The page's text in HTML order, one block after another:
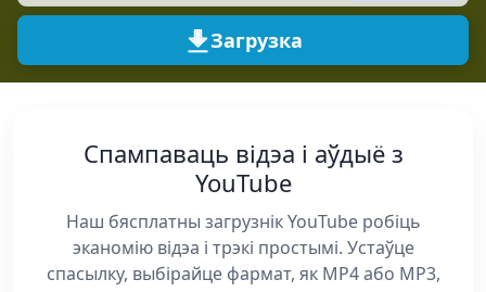
Загрузка
Спампаваць відэа і аўдыё з
YouTube
Наш бясплатны загрузнік YouTube робіць
эканомію відэа і трэкі простымі. Устаўце
спасылку, выбірайце фармат, як MP4 або MP3,